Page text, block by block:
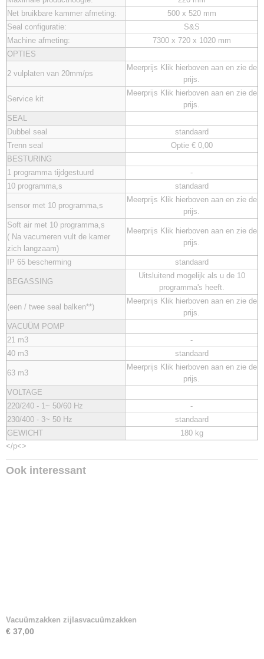
Net bruikbare kammer afmeting:
500 x 520 mm
Seal configuratie:
S&S
Machine afmeting:
7300 x 720 x 1020 mm
OPTIES
2 vulplaten van 20mm/ps
Meerprijs Klik hierboven aan en zie de
prijs.
Service kit
Meerprijs Klik hierboven aan en zie de
prijs.
SEAL
Dubbel seal
standaard
Trenn seal
Optie € 0,00
BESTURING
1 programma tijdgestuurd
-
10 programma,s
standaard
sensor met 10 programma,s
Meerprijs Klik hierboven aan en zie de
prijs.
Soft air met 10 programma,s
( Na vacumeren vult de kamer
zich langzaam)
Meerprijs Klik hierboven aan en zie de
prijs.
IP 65 bescherming standaard
BEGASSING
Uitsluitend mogelijk als u de 10
programma's heeft.
(een / twee seal balken**)
Meerprijs Klik hierboven aan en zie de
prijs.
VACUÜM POMP
21 m3
-
40 m3
standaard
63 m3
Meerprijs Klik hierboven aan en zie de
prijs.
VOLTAGE
220/240 - 1~ 50/60 Hz
-
230/400 - 3~ 50 Hz
standaard
GEWICHT
180 kg
</p<>
Ook interessant
Vacuümzakken zijlasvacuümzakken
€ 37,00